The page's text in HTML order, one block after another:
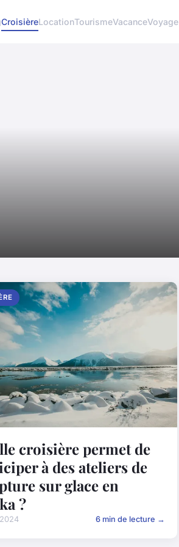
CroisièreLocationTourismeVacanceVoyage
croisière permet de
à des ateliers de
sur glace en
?
6 min de lecture →